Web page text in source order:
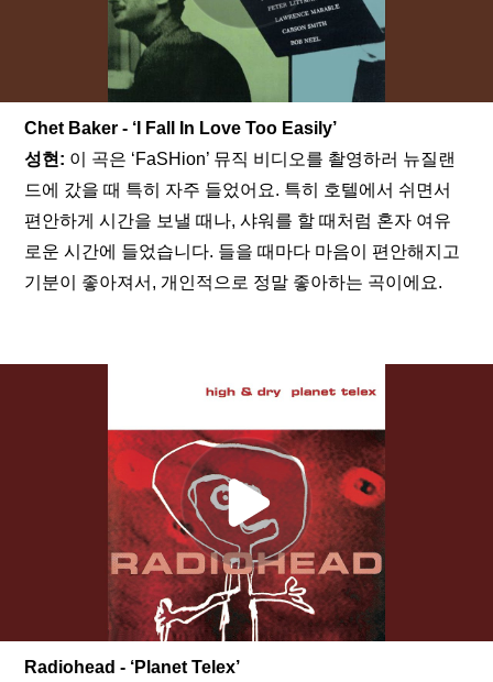
Chet Baker - ‘I Fall In Love Too Easily’
성현: 이 곡은 ‘FaSHion’ 뮤직 비디오를 촬영하러 뉴질랜
드에 갔을 때 특히 자주 들었어요. 특히 호텔에서 쉬면서
편안하게 시간을 보낼 때나, 샤워를 할 때처럼 혼자 여유
로운 시간에 들었습니다. 들을 때마다 마음이 편안해지고
기분이 좋아져서, 개인적으로 정말 좋아하는 곡이에요.
Radiohead - ‘Planet Telex’